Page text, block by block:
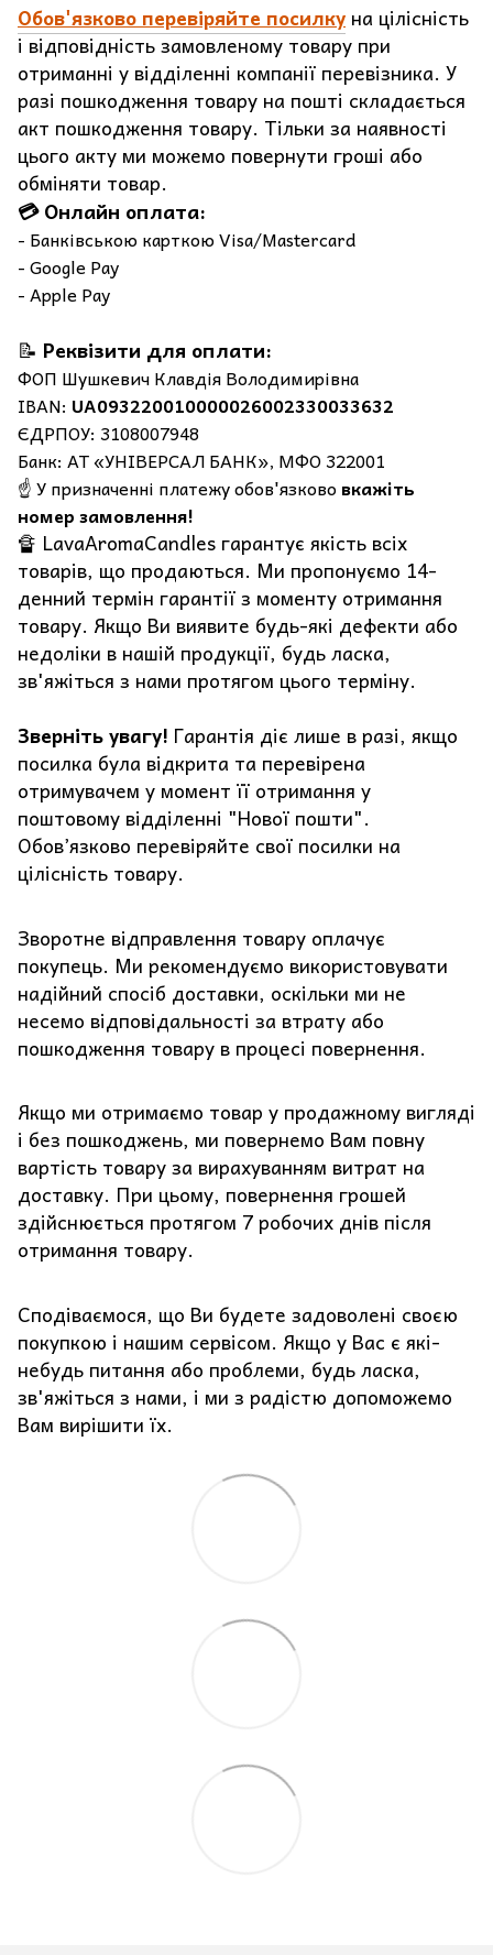
Обов'язково перевіряйте посилку на цілісність
і відповідність замовленому товару при
отриманні у відділенні компанії перевізника. У
разі пошкодження товару на пошті складається
акт пошкодження товару. Тільки за наявності
цього акту ми можемо повернути гроші або
обміняти товар.
💳 Онлайн оплата:
- Банківською карткою Visa/Mastercard
- Google Pay
- Apple Pay
📝 Реквізити для оплати:
ФОП Шушкевич Клавдія Володимирівна
IBAN: UA093220010000026002330033632
ЄДРПОУ: 3108007948
Банк: АТ «УНІВЕРСАЛ БАНК», МФО 322001
☝️ У призначенні платежу обов'язково вкажіть
номер замовлення!
🔏 LavaAromaCandles гарантує якість всіх
товарів, що продаються. Ми пропонуємо 14-
денний термін гарантії з моменту отримання
товару. Якщо Ви виявите будь-які дефекти або
недоліки в нашій продукції, будь ласка,
зв'яжіться з нами протягом цього терміну.
Зверніть увагу! Гарантія діє лише в разі, якщо
посилка була відкрита та перевірена
отримувачем у момент її отримання у
поштовому відділенні "Нової пошти".
Обов’язково перевіряйте свої посилки на
цілісність товару.
Зворотне відправлення товару оплачує
покупець. Ми рекомендуємо використовувати
надійний спосіб доставки, оскільки ми не
несемо відповідальності за втрату або
пошкодження товару в процесі повернення.
Якщо ми отримаємо товар у продажному вигляді
і без пошкоджень, ми повернемо Вам повну
вартість товару за вирахуванням витрат на
доставку. При цьому, повернення грошей
здійснюється протягом 7 робочих днів після
отримання товару.
Сподіваємося, що Ви будете задоволені своєю
покупкою і нашим сервісом. Якщо у Вас є які-
небудь питання або проблеми, будь ласка,
зв'яжіться з нами, і ми з радістю допоможемо
Вам вирішити їх.